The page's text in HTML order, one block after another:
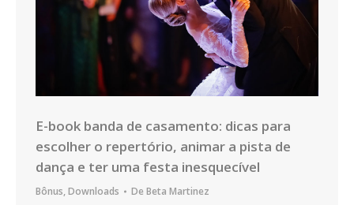
E-book banda de casamento: dicas para
escolher o repertório, animar a pista de
dança e ter uma festa inesquecível
Bônus,Downloads De Beta Martinez